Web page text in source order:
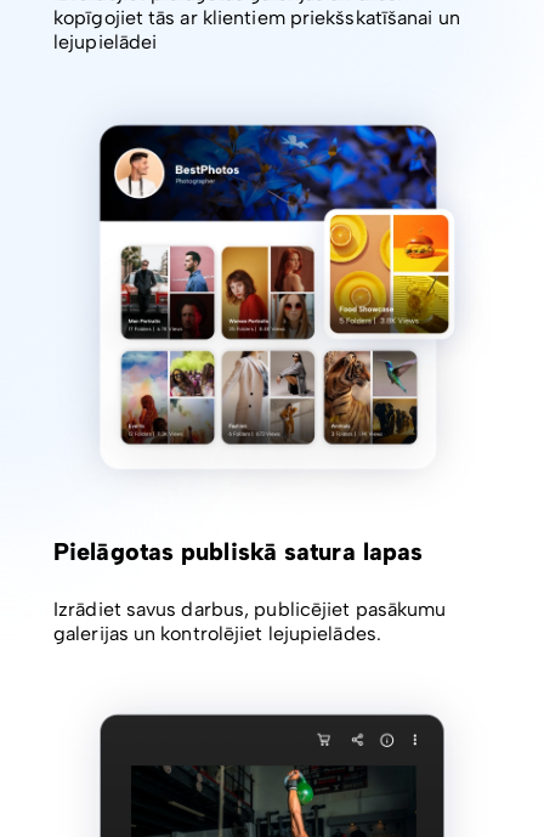
kopīgojiet tās ar klientiem priekšskatīšanai un
lejupielādei
Pielāgotas publiskā satura lapas
Izrādiet savus darbus, publicējiet pasākumu
galerijas un kontrolējiet lejupielādes.